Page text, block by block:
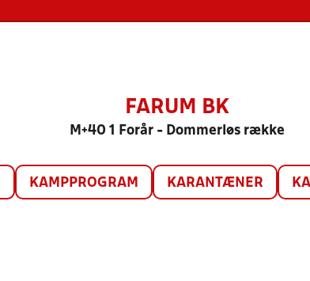
FARUM BK
M+40 1 Forår - Dommerløs række
KAMPPROGRAM KARANTÆNER